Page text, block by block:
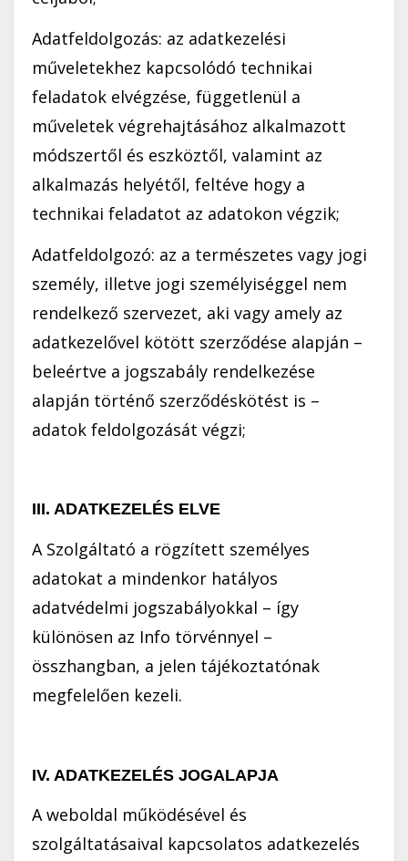
Adatfeldolgozás: az adatkezelési
műveletekhez kapcsolódó technikai
feladatok elvégzése, függetlenül a
műveletek végrehajtásához alkalmazott
módszertől és eszköztől, valamint az
alkalmazás helyétől, feltéve hogy a
technikai feladatot az adatokon végzik;
Adatfeldolgozó: az a természetes vagy jogi
személy, illetve jogi személyiséggel nem
rendelkező szervezet, aki vagy amely az
adatkezelővel kötött szerződése alapján –
beleértve a jogszabály rendelkezése
alapján történő szerződéskötést is –
adatok feldolgozását végzi;
III. ADATKEZELÉS ELVE
A Szolgáltató a rögzített személyes
adatokat a mindenkor hatályos
adatvédelmi jogszabályokkal – így
különösen az Info törvénnyel –
összhangban, a jelen tájékoztatónak
megfelelően kezeli.
IV. ADATKEZELÉS JOGALAPJA
A weboldal működésével és
szolgáltatásaival kapcsolatos adatkezelés